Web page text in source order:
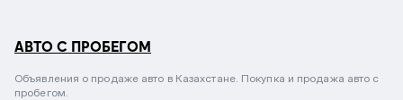
АВТО С ПРОБЕГОМ
Объявления о продаже авто в Казахстане. Покупка и продажа авто с
пробегом.